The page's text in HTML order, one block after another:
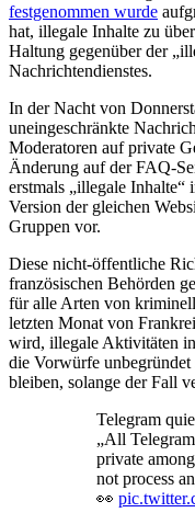
festgenommen wurde
hat, illegale Inhalte zu
Haltung gegenüber der
Nachrichtendienstes.
In der Nacht von
uneingeschränkte
Moderatoren auf private
Änderung auf der FAQ-
erstmals „illegale Inhalte“
Version der gleichen
Gruppen vor.
Diese nicht-öffentliche
französischen Behörden
für alle Arten von
letzten Monat von
wird, illegale Aktivitäten
die Vorwürfe unbegründet
bleiben, solange der Fall
Telegram
„All
private
not process
👀